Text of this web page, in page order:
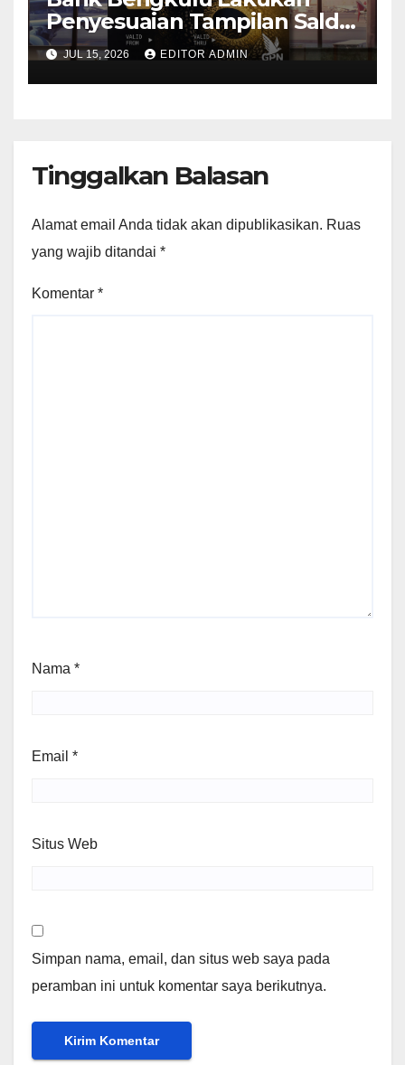
Penyesuaian Tampilan Saldo
Efektif, Perkuat Komitmen
Peningkatan Layanan
Nasabah
JUL 15, 2026 EDITOR ADMIN
Tinggalkan Balasan
Alamat email Anda tidak akan dipublikasikan. Ruas
yang wajib ditandai *
Komentar *
Nama *
Email *
Situs Web
Simpan nama, email, dan situs web saya pada
peramban ini untuk komentar saya berikutnya.